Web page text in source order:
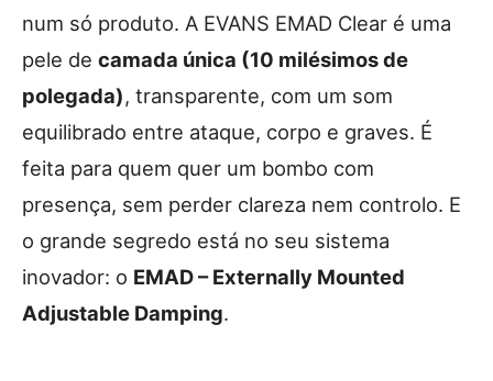
num só produto. A EVANS EMAD Clear é uma
pele de camada única (10 milésimos de
polegada), transparente, com um som
equilibrado entre ataque, corpo e graves. É
feita para quem quer um bombo com
presença, sem perder clareza nem controlo. E
o grande segredo está no seu sistema
inovador: o EMAD – Externally Mounted
Adjustable Damping.